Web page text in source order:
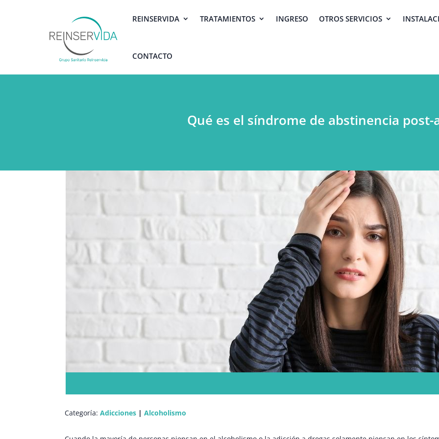
REINSERVIDA TRATAMIENTOS INGRESO OTROS SERVICIOS
CONTACTO
Qué es el síndrome de abstinencia post-
Categoría: Adicciones | Alcoholismo